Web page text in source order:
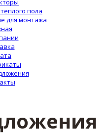
пола
для монтажа